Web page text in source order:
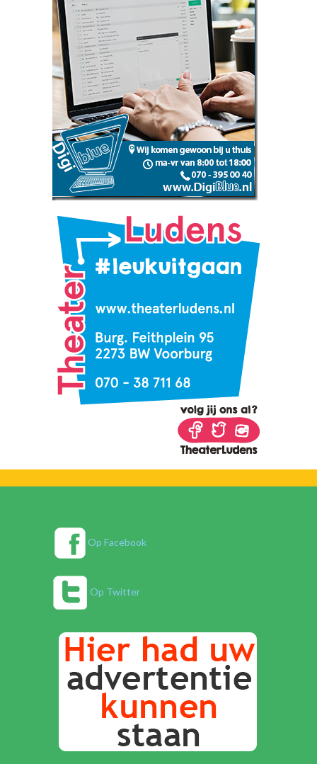
Op Facebook
Op Twitter